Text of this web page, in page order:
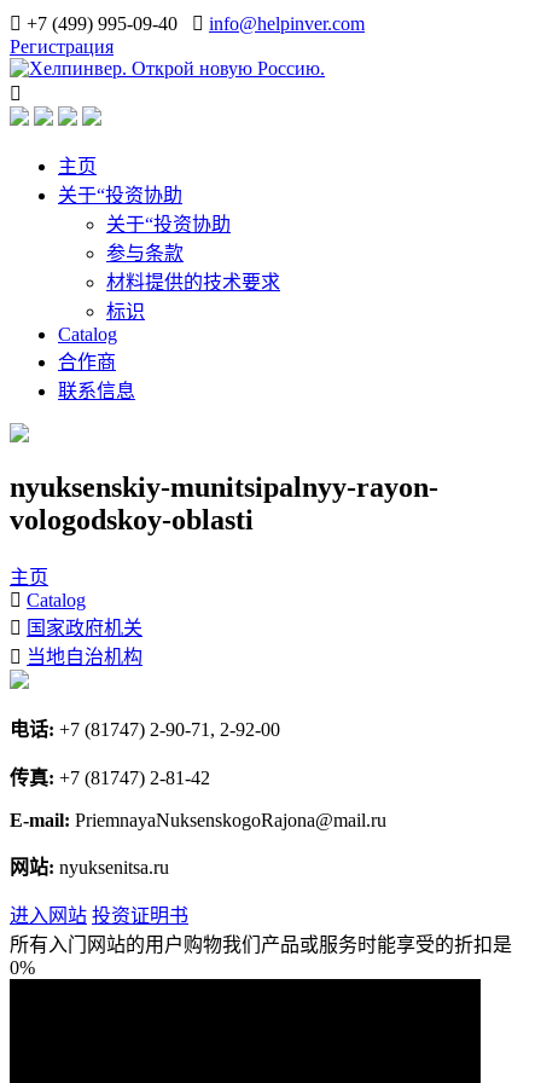
+7 (499) 995-09-40
info@helpinver.com
Регистрация
主页
关于“投资协助
关于“投资协助
参与条款
材料提供的技术要求
标识
Catalog
合作商
联系信息
nyuksenskiy-munitsipalnyy-rayon-
vologodskoy-oblasti
主页
Catalog
国家政府机关
当地自治机构
电话: +7 (81747) 2-90-71, 2-92-00
传真: +7 (81747) 2-81-42
E-mail: PriemnayaNuksenskogoRajona@mail.ru
网站: nyuksenitsa.ru
进入网站 投资证明书
所有入门网站的用户购物我们产品或服务时能享受的折扣是
0%